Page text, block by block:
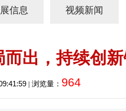
信息 视频新闻
出，持续创
| 浏览量： 964